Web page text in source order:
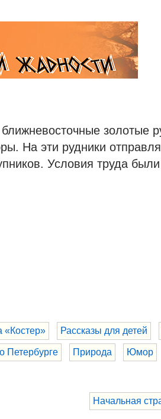
золотые
На эти рудники
Условия труда
«Костер» Рассказы для детей
Петербурге Природа Юмор
Начальная